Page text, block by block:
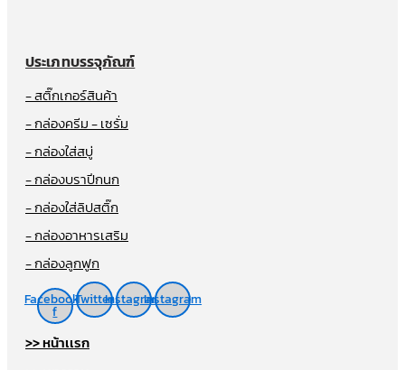
ประเภทบรรจุภัณฑ์
- สติ๊กเกอร์สินค้า
- กล่องครีม - เซรั่ม
- กล่องใส่สบู่
- กล่องบราปีกนก
- กล่องใส่ลิปสติ๊ก
- กล่องอาหารเสริม
- กล่องลูกฟูก
Facebook-
f
TwitterInstagramInstagram
>> หน้าเเรก